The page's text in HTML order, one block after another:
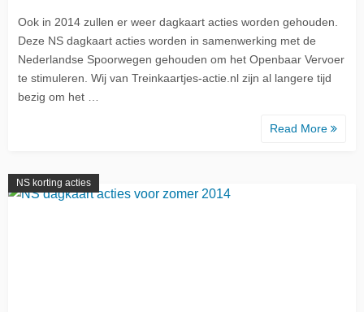
Ook in 2014 zullen er weer dagkaart acties worden gehouden.
Deze NS dagkaart acties worden in samenwerking met de
Nederlandse Spoorwegen gehouden om het Openbaar Vervoer
te stimuleren. Wij van Treinkaartjes-actie.nl zijn al langere tijd
bezig om het …
Read More
NS korting acties